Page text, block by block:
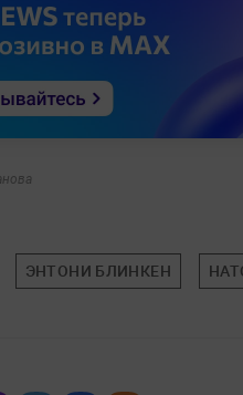
ЭНТОНИ БЛИНКЕН